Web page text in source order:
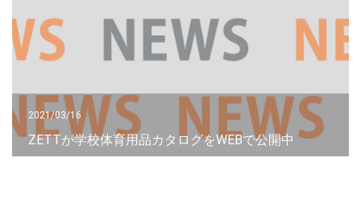
2021/03/16
ZETTが学校体育用品カタログをWEBで公開中